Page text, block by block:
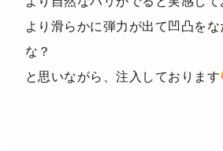
より滑らかに弾力が出て凹凸を
な？
と思いながら、注入しております